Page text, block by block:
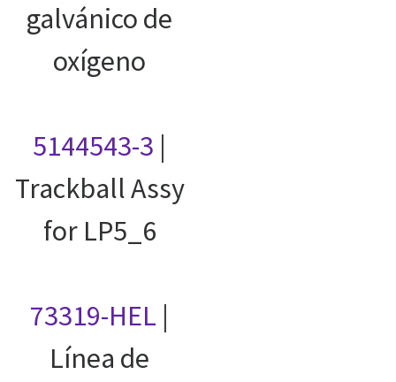
galvánico de
oxígeno
5144543-3 |
Trackball Assy
for LP5_6
73319-HEL |
Línea de